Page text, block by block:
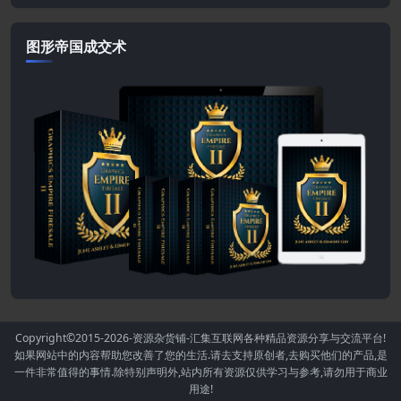
图形帝国成交术
Copyright©2015-2026-资源杂货铺-汇集互联网各种精品资源分享与交流平台!
如果网站中的内容帮助您改善了您的生活.请去支持原创者,去购买他们的产品,是
一件非常值得的事情.除特别声明外,站内所有资源仅供学习与参考,请勿用于商业
用途!